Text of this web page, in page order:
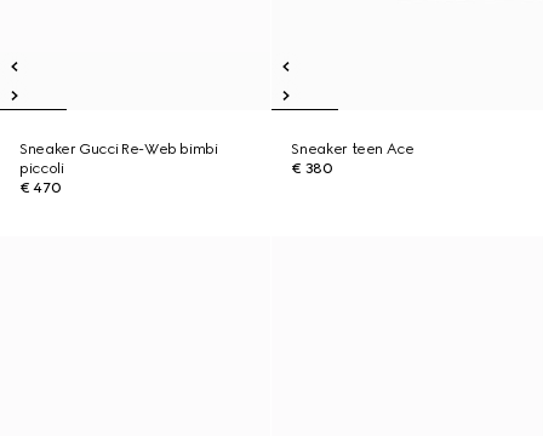
Sneaker Gucci Re-Web bimbi
piccoli
€ 470
Sneaker teen Ace
€ 380